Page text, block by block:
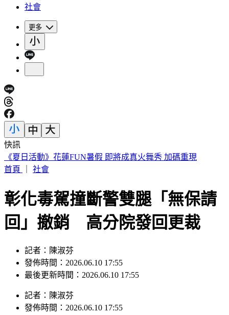
社會
更多
快訊
188萬《龍藏經》賣掉了！大戶不甩7折 店員爆「付現買原
價」
彰化毒駕撞斷警雙腿「無保請
回」撤銷 高分院發回更裁
記者：陳淑芬
發佈時間：2026.06.10 17:55
記者：陳淑芬